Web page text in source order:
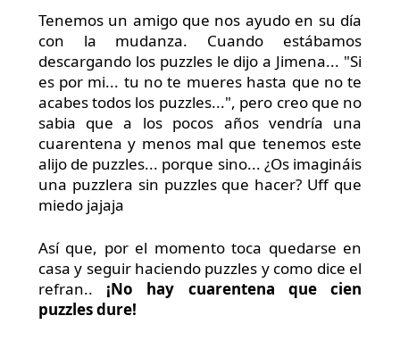
Tenemos un amigo que nos ayudo en su día
con la mudanza. Cuando estábamos
descargando los puzzles le dijo a Jimena... "Si
es por mi... tu no te mueres hasta que no te
acabes todos los puzzles...", pero creo que no
sabia que a los pocos años vendría una
cuarentena y menos mal que tenemos este
alijo de puzzles... porque sino... ¿Os imagináis
una puzzlera sin puzzles que hacer? Uff que
miedo jajaja
Así que, por el momento toca quedarse en
casa y seguir haciendo puzzles y como dice el
refran.. ¡No hay cuarentena que cien
puzzles dure!